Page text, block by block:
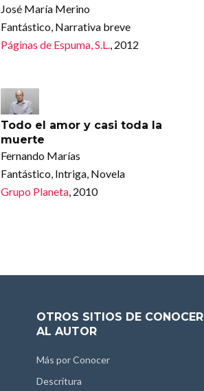
José María Merino
Fantástico, Narrativa breve
Páginas de Espuma, S.L., 2012
Todo el amor y casi toda la
muerte
Fernando Marías
Fantástico, Intriga, Novela
Grupo Planeta, 2010
OTROS SITIOS DE CONOCER
AL AUTOR
Más por Conocer
Descritura